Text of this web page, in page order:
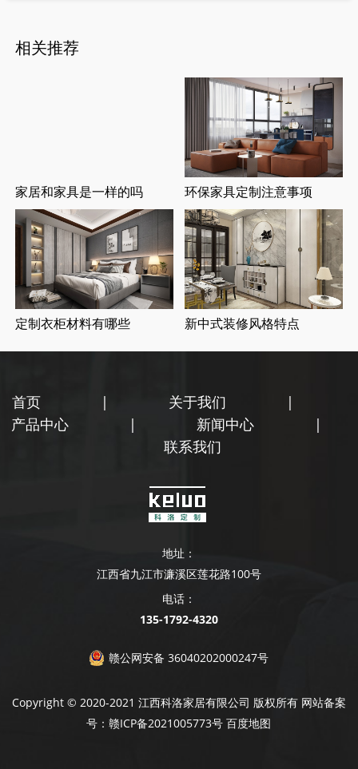
相关推荐
家居和家具是一样的吗 环保家具定制注意事项
定制衣柜材料有哪些 新中式装修风格特点
首页| 关于我们 |
产品中心 | 新闻中心 |
联系我们
地址：
江西省九江市濂溪区莲花路100号
电话：
135-1792-4320
赣公网安备 36040202000247号
Copyright © 2020-2021 江西科洛家居有限公司 版权所有 网站备案
号：赣ICP备2021005773号 百度地图